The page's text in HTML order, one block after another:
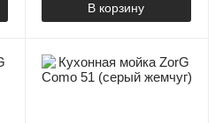
В корзину